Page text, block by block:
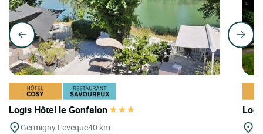
Logis Hôtel le Gonfalon
Germigny L'eveque40 km